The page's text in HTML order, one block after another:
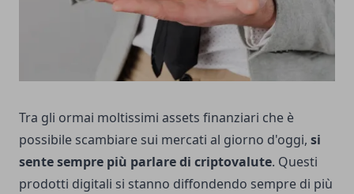
Tra gli ormai moltissimi assets finanziari che è
possibile scambiare sui mercati al giorno d'oggi, si
sente sempre più parlare di criptovalute. Questi
prodotti digitali si stanno diffondendo sempre di più